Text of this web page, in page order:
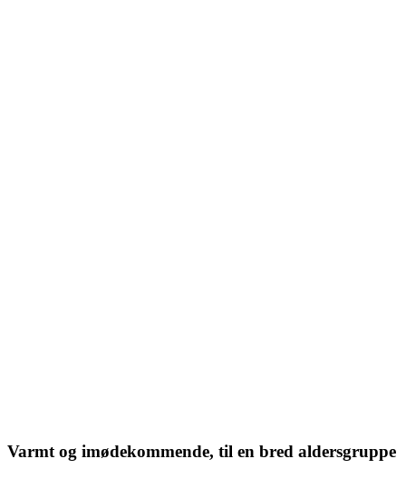
Varmt og imødekommende, til en bred aldersgruppe